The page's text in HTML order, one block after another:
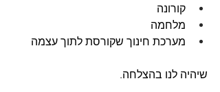
קורונה
מלחמה
מערכת חינוך שקורסת לתוך עצמה
שיהיה לנו בהצלחה.